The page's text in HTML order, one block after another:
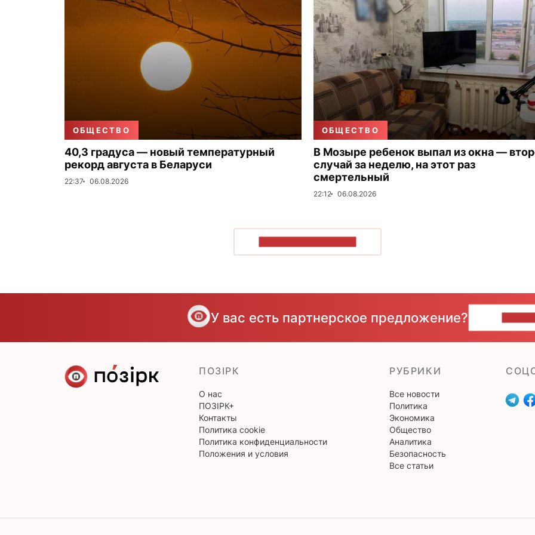
ОБЩЕСТВО
40,3 градуса — новый температурный
рекорд августа в Беларуси
22:37 06.08.2026
ОБЩЕСТВО
В Мозыре ребенок выпал из окна —
случай за неделю, на этот раз
смертельный
22:12 06.08.2026
У вас есть партнерское предложение?
ПОЗІРК
О нас
ПОЗІРК+
Контакты
Политика cookie
Политика конфиденциальности
Положения и условия
РУБРИКИ
Все новости
Политика
Экономика
Общество
Аналитика
Безопасность
Все статьи